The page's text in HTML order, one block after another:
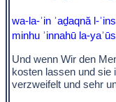
wa-la-ʾin ʾaḏaqnă l-
minhu ʾinnahū la-
Und wenn Wir den
kosten lassen und sie
verzweifelt und sehr